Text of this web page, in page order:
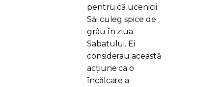
pentru că ucenicii
Săi culeg spice de
grâu în ziua
Sabatului. Ei
considerau această
acțiune ca o
încălcare a